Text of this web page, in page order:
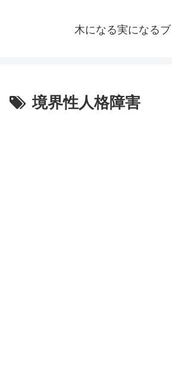
木になる実になる
境界性人格障害